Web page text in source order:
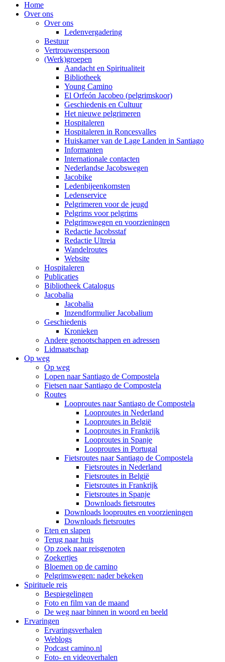
Home
Over ons
Over ons
Ledenvergadering
Bestuur
Vertrouwenspersoon
(Werk)groepen
Aandacht en Spiritualiteit
Bibliotheek
Young Camino
El Orfeón Jacobeo (pelgrimskoor)
Geschiedenis en Cultuur
Het nieuwe pelgrimeren
Hospitaleren
Hospitaleren in Roncesvalles
Huiskamer van de Lage Landen in Santiago
Informanten
Internationale contacten
Nederlandse Jacobswegen
Jacobike
Ledenbijeenkomsten
Ledenservice
Pelgrimeren voor de jeugd
Pelgrims voor pelgrims
Pelgrimswegen en voorzieningen
Redactie Jacobsstaf
Redactie Ultreia
Wandelroutes
Website
Hospitaleren
Publicaties
Bibliotheek Catalogus
Jacobalia
Jacobalia
Inzendformulier Jacobalium
Geschiedenis
Kronieken
Andere genootschappen en adressen
Lidmaatschap
Op weg
Op weg
Lopen naar Santiago de Compostela
Fietsen naar Santiago de Compostela
Routes
Looproutes naar Santiago de Compostela
Looproutes in Nederland
Looproutes in België
Looproutes in Frankrijk
Looproutes in Spanje
Looproutes in Portugal
Fietsroutes naar Santiago de Compostela
Fietsroutes in Nederland
Fietsroutes in België
Fietsroutes in Frankrijk
Fietsroutes in Spanje
Downloads fietsroutes
Downloads looproutes en voorzieningen
Downloads fietsroutes
Eten en slapen
Terug naar huis
Op zoek naar reisgenoten
Zoekertjes
Bloemen op de camino
Pelgrimswegen: nader bekeken
Spirituele reis
Bespiegelingen
Foto en film van de maand
De weg naar binnen in woord en beeld
Ervaringen
Ervaringsverhalen
Weblogs
Podcast camino.nl
Foto- en videoverhalen